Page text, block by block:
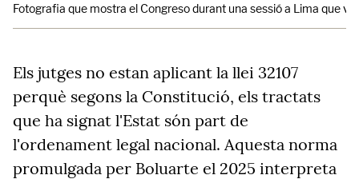
Fotografia que mostra el Congreso durant una sessió a Lima que
Els jutges no estan aplicant la llei 32107
perquè segons la Constitució, els tractats
que ha signat l'Estat són part de
l'ordenament legal nacional. Aquesta norma
promulgada per Boluarte el 2025 interpreta